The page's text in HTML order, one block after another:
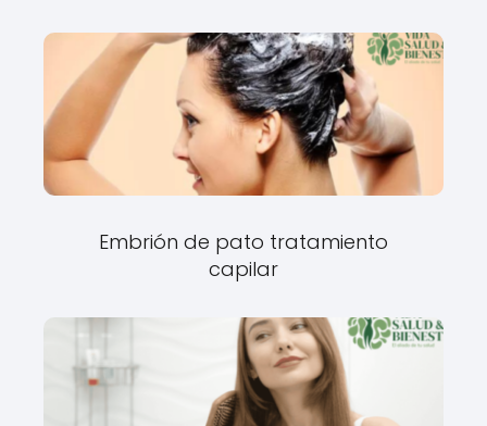
Embrión de pato tratamiento
capilar